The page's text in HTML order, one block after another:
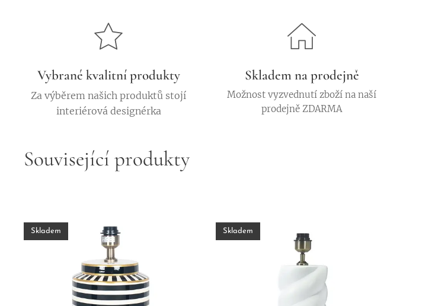
Vybrané kvalitní produkty
Za výběrem našich produktů stojí
interiérová designérka
Skladem na prodejně
Možnost vyzvednutí zboží na naší
prodejně ZDARMA
Související produkty
Skladem Skladem